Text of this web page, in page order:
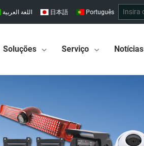
اللغة العربية 日本語 Português
Soluções Serviço Notícias